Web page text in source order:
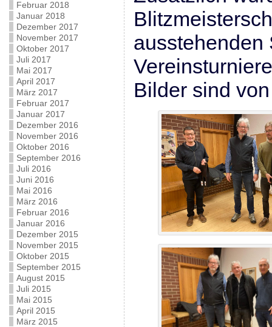
Februar 2018
Januar 2018
Dezember 2017
November 2017
Oktober 2017
Juli 2017
Mai 2017
April 2017
März 2017
Februar 2017
Januar 2017
Dezember 2016
November 2016
Oktober 2016
September 2016
Juli 2016
Juni 2016
Mai 2016
März 2016
Februar 2016
Januar 2016
Dezember 2015
November 2015
Oktober 2015
September 2015
August 2015
Juli 2015
Mai 2015
April 2015
März 2015
ausstehenden
Bilder sind